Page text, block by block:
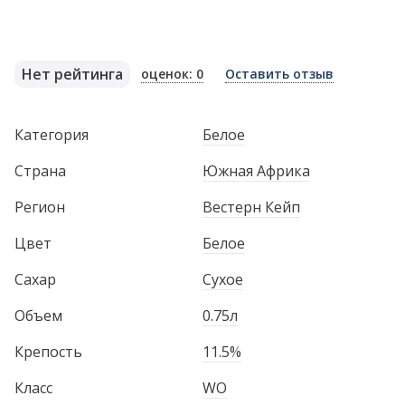
Нет рейтинга оценок: 0 Оставить отзыв
Категория
Белое
Страна
Южная Африка
Регион
Вестерн Кейп
Цвет
Белое
Сахар
Сухое
Объем
0.75л
Крепость
11.5%
Класс
WO